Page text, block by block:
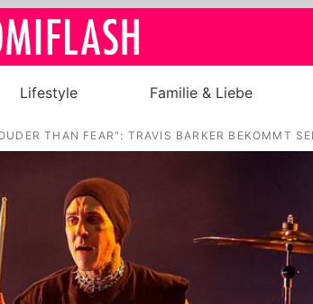
Royals
& Serien
Lifestyle
& Liebe
Lifestyle Familie & Liebe
THAN FEAR": TRAVIS BARKER BEKOMMT